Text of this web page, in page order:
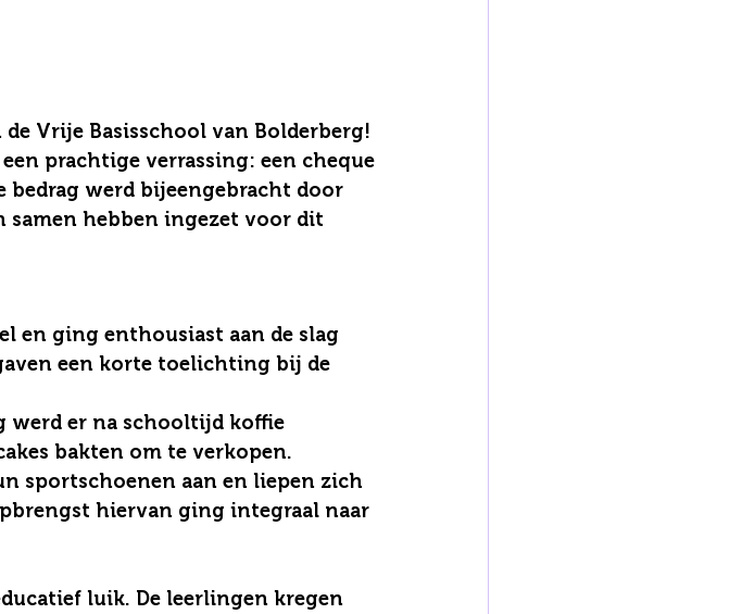
Vrije Basisschool van Bolderberg!
prachtige verrassing: een cheque
bedrag werd bijeengebracht door
samen hebben ingezet voor dit
en ging enthousiast aan de slag
een korte toelichting bij de
werd er na schooltijd koffie
bakten om te verkopen.
sportschoenen aan en liepen zich
hiervan ging integraal naar
luik. De leerlingen kregen